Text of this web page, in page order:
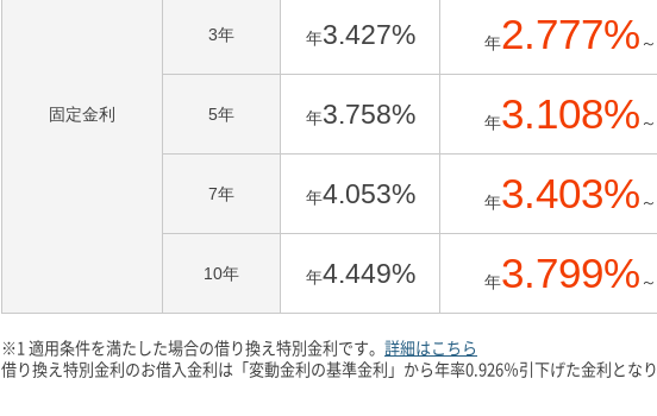
固定金利
3年 年3.427% 年2.777%
5年 年3.758% 年3.108%
7年 年4.053% 年3.403%
10年 年4.449% 年3.799%
※1 適用条件を満たした場合の借り換え特別金利です。 詳細はこちら
借り換え特別金利のお借入金利は「変動金利の基準金利」から年率0.926％引下げた金利となり